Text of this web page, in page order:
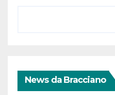
News da Bracciano